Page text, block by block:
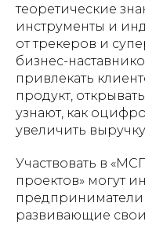
теоретические
инструменты и
от трекеров и
бизнес-
привлекать
продукт,
узнают, как
увеличить выручку.
Участвовать в
проектов» могут
развивающие